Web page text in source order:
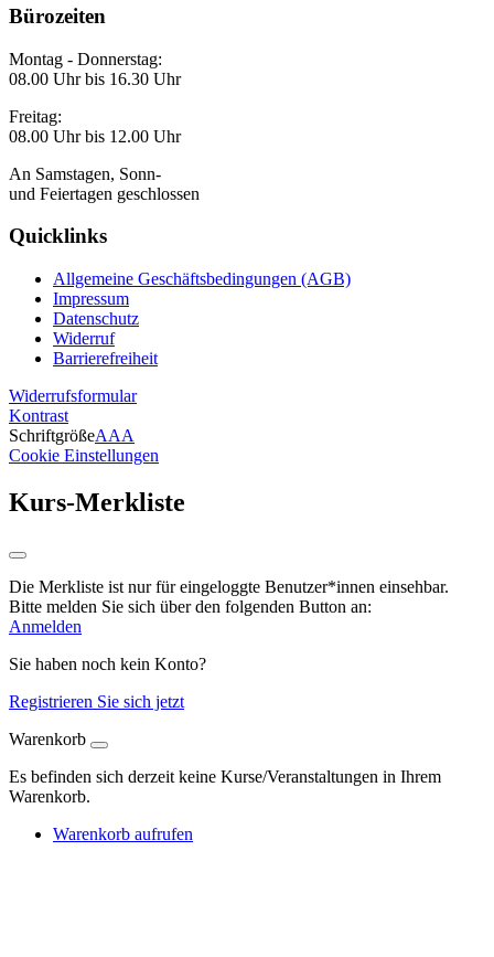
Bürozeiten
Montag - Donnerstag:
08.00 Uhr bis 16.30 Uhr
Freitag:
08.00 Uhr bis 12.00 Uhr
An Samstagen, Sonn-
und Feiertagen geschlossen
Quicklinks
Allgemeine Geschäftsbedingungen (AGB)
Impressum
Datenschutz
Widerruf
Barrierefreiheit
Widerrufsformular
Kontrast
SchriftgrößeAAA
Cookie Einstellungen
Kurs-Merkliste
Die Merkliste ist nur für eingeloggte Benutzer*innen einsehbar.
Bitte melden Sie sich über den folgenden Button an:
Anmelden
Sie haben noch kein Konto?
Registrieren Sie sich jetzt
Warenkorb
Es befinden sich derzeit keine Kurse/Veranstaltungen in Ihrem
Warenkorb.
Warenkorb aufrufen